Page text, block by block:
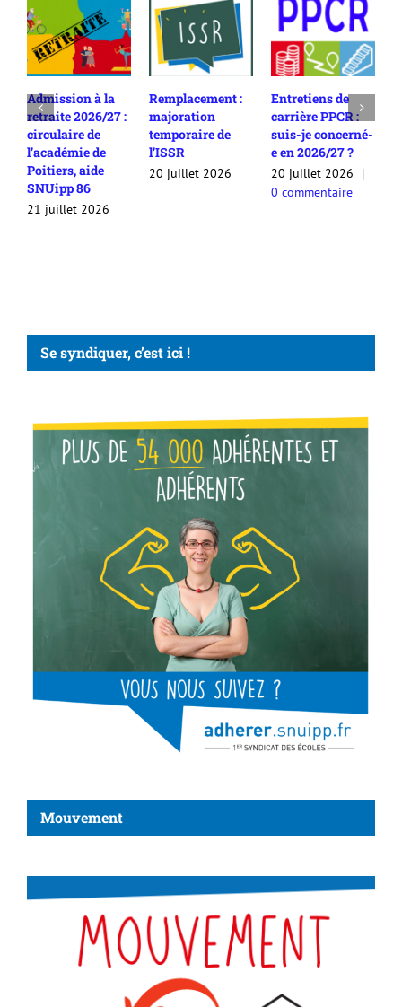
à la
27 :
Remplacement :
majoration
temporaire de
l’ISSR
20 juillet 2026
Entretiens de
carrière PPCR :
suis-je concerné-
20 juillet 2026
|
Rendez-vous
carrière en
2025/26 :
comment
contester son
appréciation /
Se syndiquer, c’est ici !
Mouvement